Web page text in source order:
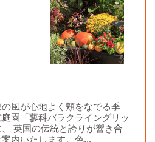
風が心地よく頬をなでる季
園「蓼科バラクライングリッ
英国の伝統と誇りが響き合
内いたします。色...